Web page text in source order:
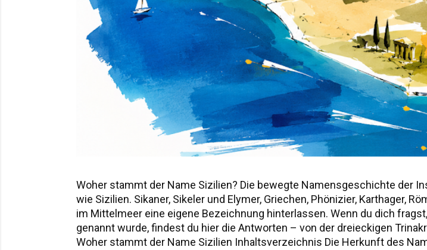
Woher stammt der Name Sizilien? Die bewegte Namensgeschichte der
wie Sizilien. Sikaner, Sikeler und Elymer, Griechen, Phönizier, Karthager,
im Mittelmeer eine eigene Bezeichnung hinterlassen. Wenn du dich
genannt wurde, findest du hier die Antworten – von der dreieckigen
Woher stammt der Name Sizilien Inhaltsverzeichnis Die Herkunft des